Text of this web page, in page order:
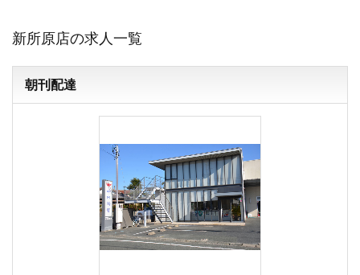
新所原店の求人一覧
朝刊配達